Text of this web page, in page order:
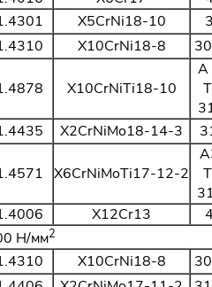
X5CrNi18-10
X10CrNi18-8
X10CrNiTi18-10
A
X2CrNiMo18-14-3
X6CrNiMoTi17-12-2
X12Cr13
Н/мм2
X10CrNi18-8
Закрыть
Закрыть